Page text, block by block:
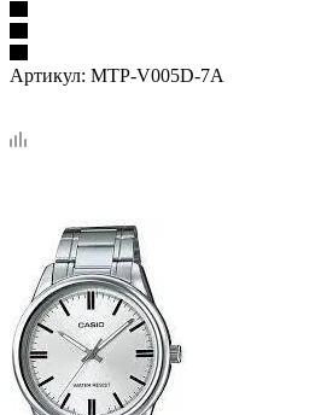
Артикул: MTP-V005D-7A